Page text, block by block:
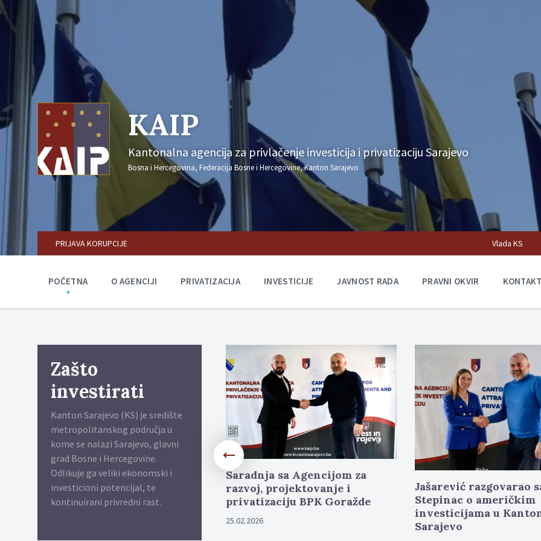
KAIP
Kantonalna agencija za privlačenje investicija i privatizaciju Sarajevo
Bosna i Hercegovina, Federacija Bosne i Hercegovine, Kanton Sarajevo
PRIJAVA KORUPCIJE Vlada KS
POČETNA O AGENCIJI PRIVATIZACIJA INVESTICIJE JAVNOST RADA PRAVNI OKVIR KONTAKT
Zašto
investirati
Kanton Sarajevo (KS) je središte
metropolitanskog područja u
kome se nalazi Sarajevo, glavni
grad Bosne i Hercegovine.
Odlikuje ga veliki ekonomski i
investicioni potencijal, te
kontinuirani privredni rast.
Jačanje investicionih veza
Više
Saradnja KAIP-VBA: Mladi
poduzetnici iz Sarajeva dobili
finansijsku podršku
21.04.2026
Više
Veliki interes za
sektor: Beč i Sarajevo
ostvaraju vrata za
nove investicije
20.04.2026
Više